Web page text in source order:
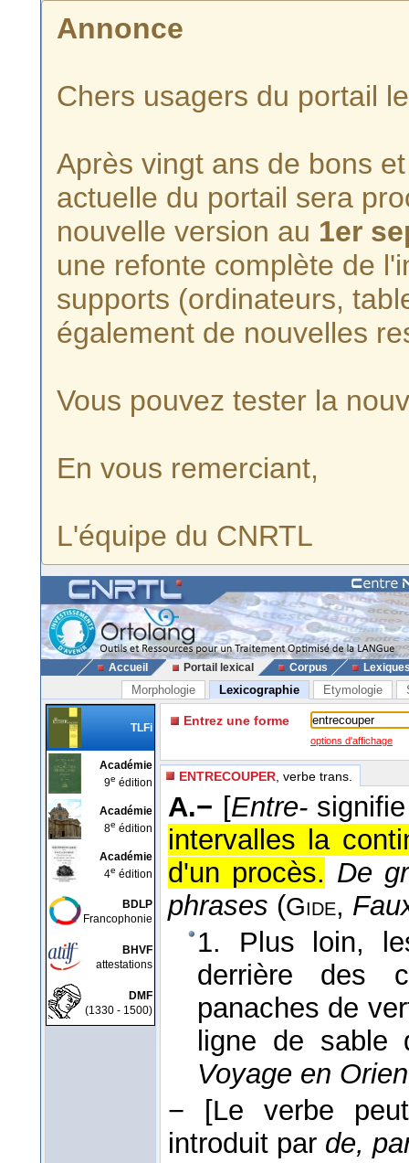
Annonce
Chers usagers du portail
Après vingt ans de bons
actuelle du portail sera
nouvelle version au 1er
une refonte complète de
supports (ordinateurs,
également de nouvelles
Vous pouvez tester la
En vous remerciant,
L'équipe du CNRTL
Accueil Portail lexical Corpus
Morphologie Lexicographie Etymologie
TLFi
Académie
9e édition
Académie
8e édition
Académie
4e édition
BDLP
Francophonie
BHVF
attestations
DMF
(1330 - 1500)
Entrez une forme
options d'affichage
ENTRECOUPER , verbe trans.
A.− [Entre-signifie
intervalles la
d'un procès. De
phrases (Gide,
1. Plus loin,
derrière des
panaches de
ligne de
Voyage en
−
[Le verbe
introduit par de,